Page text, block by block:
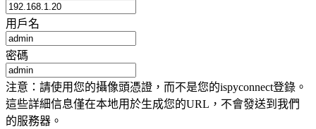
用戶名
密碼
注意：請使用您的攝像頭憑證，而不是您的ispyconnect登錄。
這些詳細信息僅在本地用於生成您的URL，不會發送到我們
的服務器。